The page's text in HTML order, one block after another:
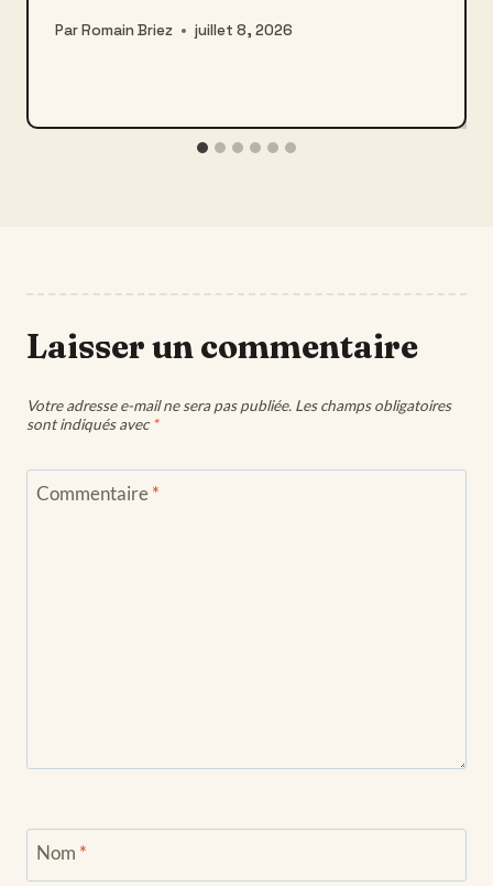
ParRomain Briez juillet 8, 2026
Laisser un commentaire
Votre adresse e-mail ne sera pas publiée. Les champs obligatoires
sont indiqués avec*
Commentaire*
Nom *